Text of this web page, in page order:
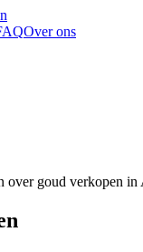
Over ons
over goud verkopen in